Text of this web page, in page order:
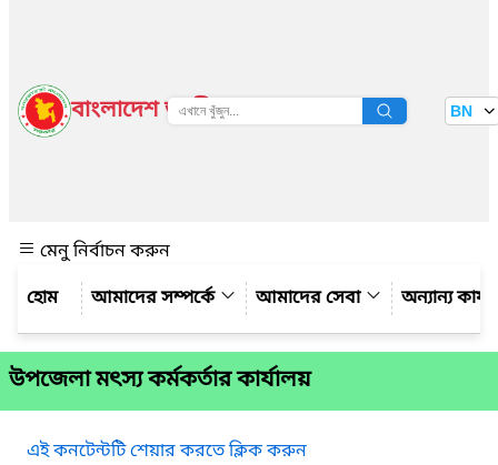
বাংলাদেশ জাতীয় তথ্য বাতায়ন BN
মেনু নির্বাচন করুন
আমাদের সম্পর্কে
আমাদের সেবা অন্যান্য
উপজেলা মৎস্য কর্মকর্তার কার্যালয়
এই কনটেন্টটি শেয়ার করতে ক্লিক করুন